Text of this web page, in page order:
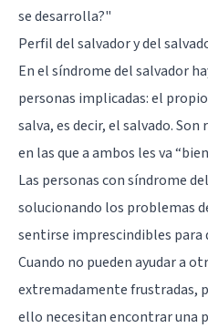
se desarrolla?"
Perfil del salvador y del
En el síndrome del salvador
personas implicadas: el
salva, es decir, el salvado.
en las que a ambos les va
Las personas con síndrome
solucionando los problemas
sentirse imprescindibles para
Cuando no pueden ayudar a
extremadamente frustradas,
ello necesitan encontrar una